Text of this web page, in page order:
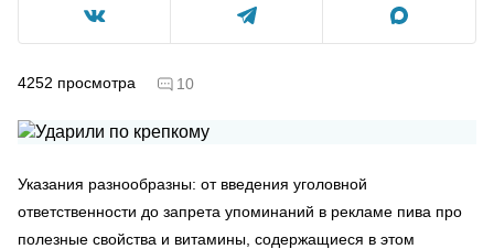
4252 просмотра 10
Указания разнообразны: от введения уголовной
ответственности до запрета упоминаний в рекламе пива про
полезные свойства и витамины, содержащиеся в этом